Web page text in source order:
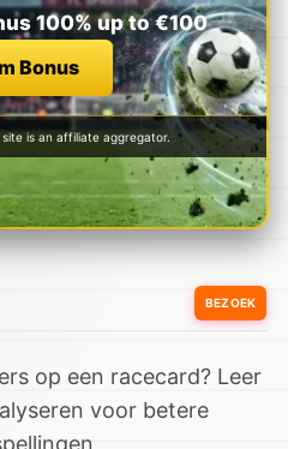
100% up to €100
Bonus
site is an affiliate aggregator.
BEZOEK
op een racecard? Leer
voor betere